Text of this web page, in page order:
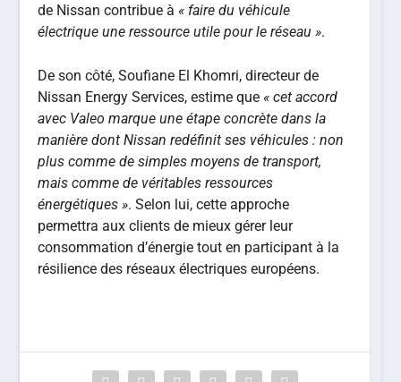
de Nissan contribue à « faire du véhicule
électrique une ressource utile pour le réseau ».
De son côté, Soufiane El Khomri, directeur de
Nissan Energy Services, estime que« cet accord
avec Valeo marque une étape concrète dans la
manière dont Nissan redéfinit ses véhicules : non
plus comme de simples moyens de transport,
mais comme de véritables ressources
énergétiques ». Selon lui, cette approche
permettra aux clients de mieux gérer leur
consommation d’énergie tout en participant à la
résilience des réseaux électriques européens.